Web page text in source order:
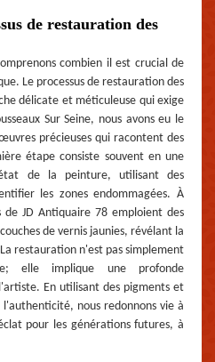
de restauration des
combien il est crucial de
Le processus de restauration des
délicate et méticuleuse qui exige
Sur Seine, nous avons eu le
précieuses qui racontent des
étape consiste souvent en une
de la peinture, utilisant des
les zones endommagées. À
JD Antiquaire 78 emploient des
de vernis jaunies, révélant la
restauration n'est pas simplement
elle implique une profonde
En utilisant des pigments et
nous redonnons vie à
pour les générations futures, à